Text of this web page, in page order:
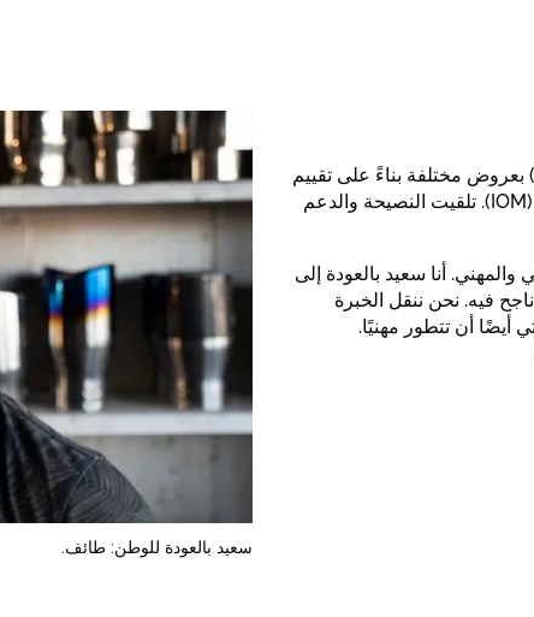
سعيد بالعودة للوطن: طائف.
نصحني المركز الألماني للوظائف والهجرة وإعادة الدمج (GMAC) بعروض مختلفة بناءً على تقييم
الفريق وقدراتي. كما أحالني المركز إلى المنظمة الدولية للهجرة (IOM). تلقيت النصيحة والدعم
أنا سعيد بالعودة إلى
فيه. نحن ننقل الخبرة
أيضًا أن تتطور مهنيًا.